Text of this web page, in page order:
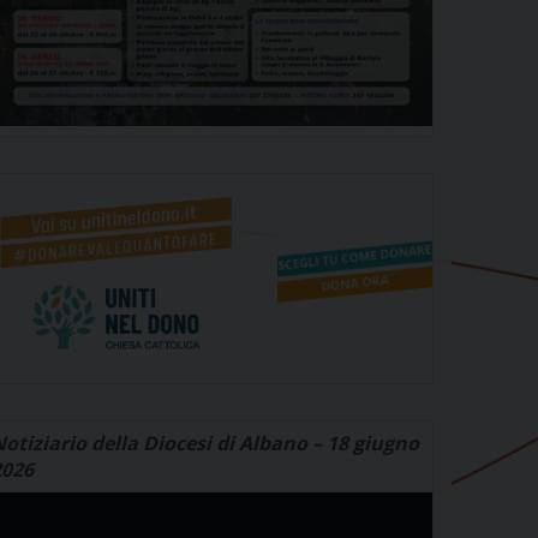
della Diocesi di Albano – 18 giugno